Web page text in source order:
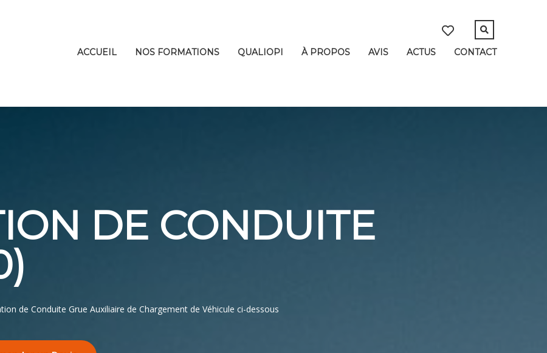
ACCUEIL NOS FORMATIONS QUALIOPI À PROPOS AVIS ACTUS CONTACT
DE CONDUITE
de Conduite Grue Auxiliaire de Chargement de Véhicule ci-dessous